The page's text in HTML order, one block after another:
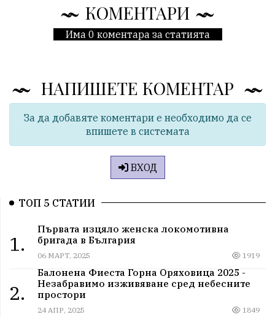
КОМЕНТАРИ
Има 0 коментара за статията
НАПИШЕТЕ КОМЕНТАР
За да добавяте коментари е необходимо да се
впишете в системата
ВХОД
ТОП 5 СТАТИИ
1.
Първата изцяло женска локомотивна
бригада в България
06 МАРТ, 2025 1919
2.
Балонена Фиеста Горна Оряховица 2025 -
Незабравимо изживяване сред небесните
простори
24 АПР, 2025 1849